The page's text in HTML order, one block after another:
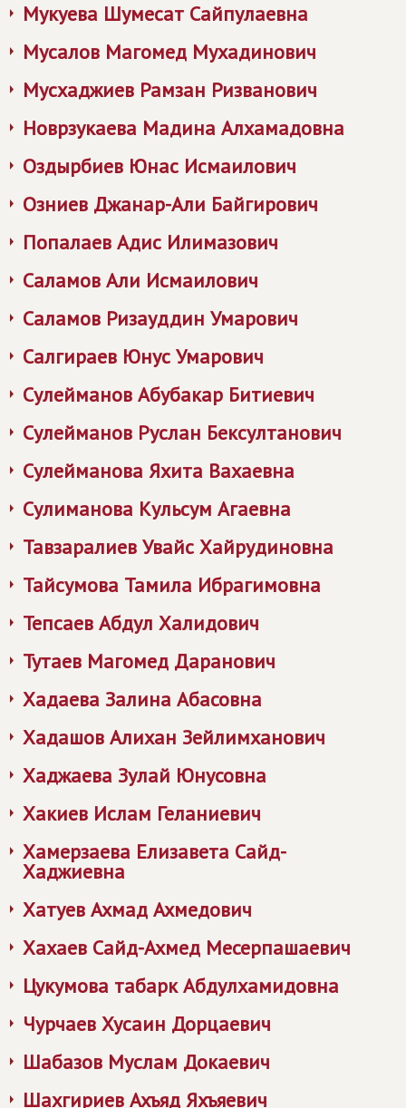
Мукуева Шумесат Сайпулаевна
Мусалов Магомед Мухадинович
Мусхаджиев Рамзан Ризванович
Новрзукаева Мадина Алхамадовна
Оздырбиев Юнас Исмаилович
Озниев Джанар-Али Байгирович
Попалаев Адис Илимазович
Саламов Али Исмаилович
Саламов Ризауддин Умарович
Салгираев Юнус Умарович
Сулейманов Абубакар Битиевич
Сулейманов Руслан Бексултанович
Сулейманова Яхита Вахаевна
Сулиманова Кульсум Агаевна
Тавзаралиев Увайс Хайрудиновна
Тайсумова Тамила Ибрагимовна
Тепсаев Абдул Халидович
Тутаев Магомед Даранович
Хадаева Залина Абасовна
Хадашов Алихан Зейлимханович
Хаджаева Зулай Юнусовна
Хакиев Ислам Геланиевич
Хамерзаева Елизавета Сайд-
Хаджиевна
Хатуев Ахмад Ахмедович
Хахаев Сайд-Ахмед Месерпашаевич
Цукумова табарк Абдулхамидовна
Чурчаев Хусаин Дорцаевич
Шабазов Муслам Докаевич
Шахгириев Ахъяд Яхъяевич